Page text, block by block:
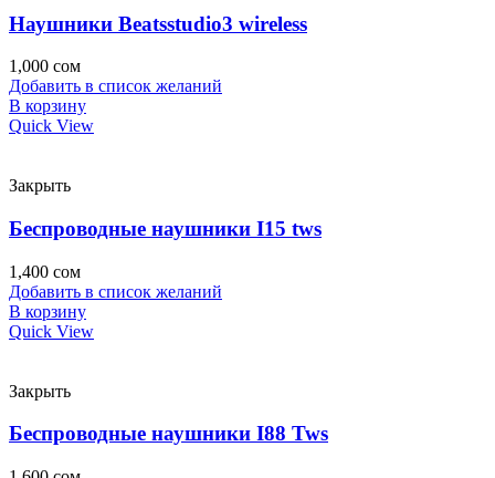
Наушники Beatsstudio3 wireless
1,000 сом
Добавить в список желаний
В корзину
Quick View
Закрыть
Беспроводные наушники I15 tws
1,400 сом
Добавить в список желаний
В корзину
Quick View
Закрыть
Беспроводные наушники I88 Tws